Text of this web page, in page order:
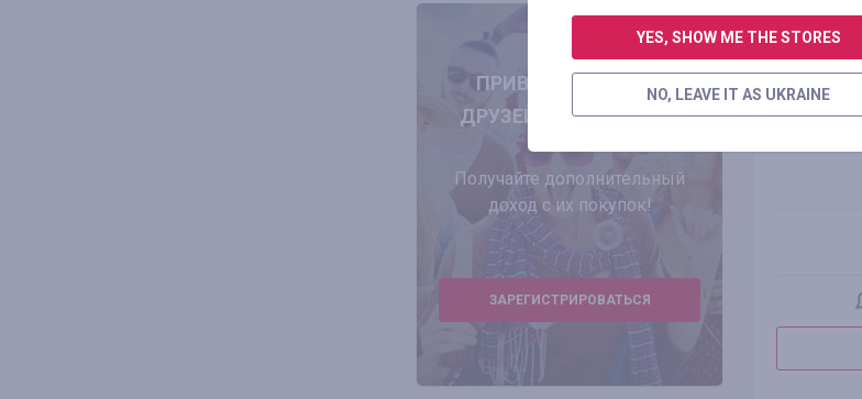
ПРИВОДИТЕ К НАМ
ДРУЗЕЙ И ЗНАКОМЫХ!
Получайте дополнительный
доход с их покупок!
ЗАРЕГИСТРИРОВАТЬСЯ
YES, SHOW ME THE STORES
NO, LEAVE IT AS UKRAINE